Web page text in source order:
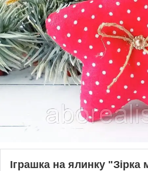
Іграшка на ялинку "Зірка